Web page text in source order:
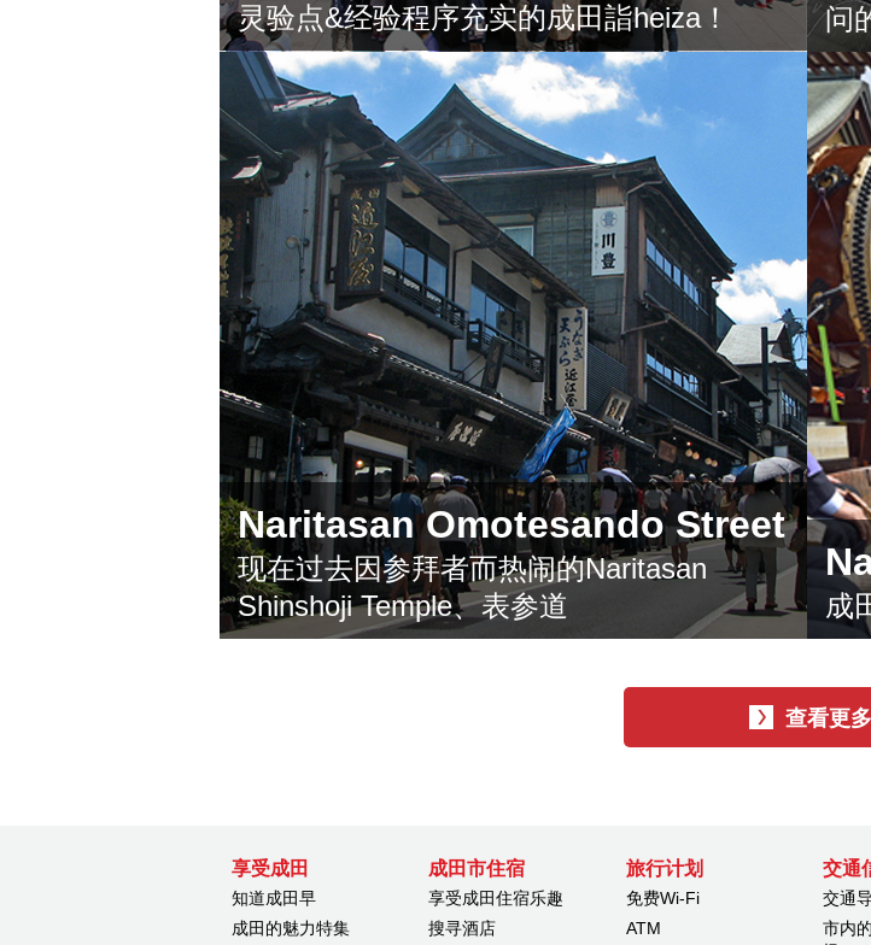
灵验点&经验程序充实的成田詣heiza！
问
Naritasan Omotesando Street
现在过去因参拜者而热闹的Naritasan
Shinshoji Temple、表参道
成
查看更多
享受成田
知道成田早
成田的魅力特集
成田市住宿
享受成田住宿乐趣
搜寻酒店
旅行计划
免费Wi-Fi
ATM
交通
交通
市内